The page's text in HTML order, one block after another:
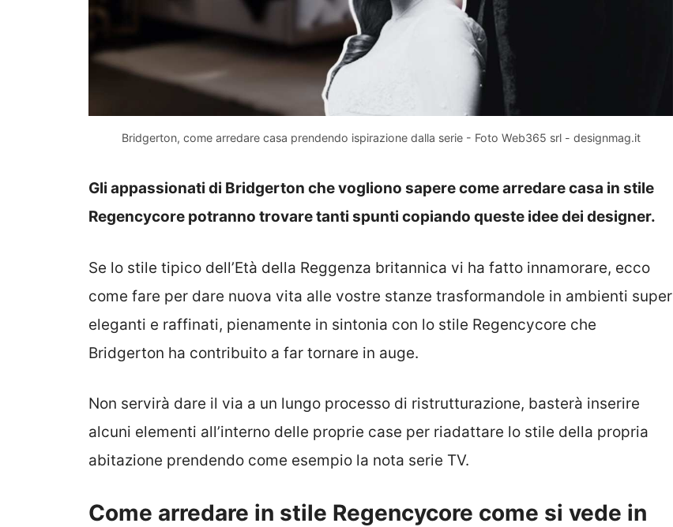
Bridgerton, come arredare casa prendendo ispirazione dalla serie - Foto Web365 srl - designmag.it
Gli appassionati di Bridgerton che vogliono sapere come arredare casa in stile
Regencycore potranno trovare tanti spunti copiando queste idee dei designer.
Se lo stile tipico dell’Età della Reggenza britannica vi ha fatto innamorare, ecco
come fare per dare nuova vita alle vostre stanze trasformandole in ambienti super
eleganti e raffinati, pienamente in sintonia con lo stile Regencycore che
Bridgerton ha contribuito a far tornare in auge.
Non servirà dare il via a un lungo processo di ristrutturazione, basterà inserire
alcuni elementi all’interno delle proprie case per riadattare lo stile della propria
abitazione prendendo come esempio la nota serie TV.
Come arredare in stile Regencycore come si vede in